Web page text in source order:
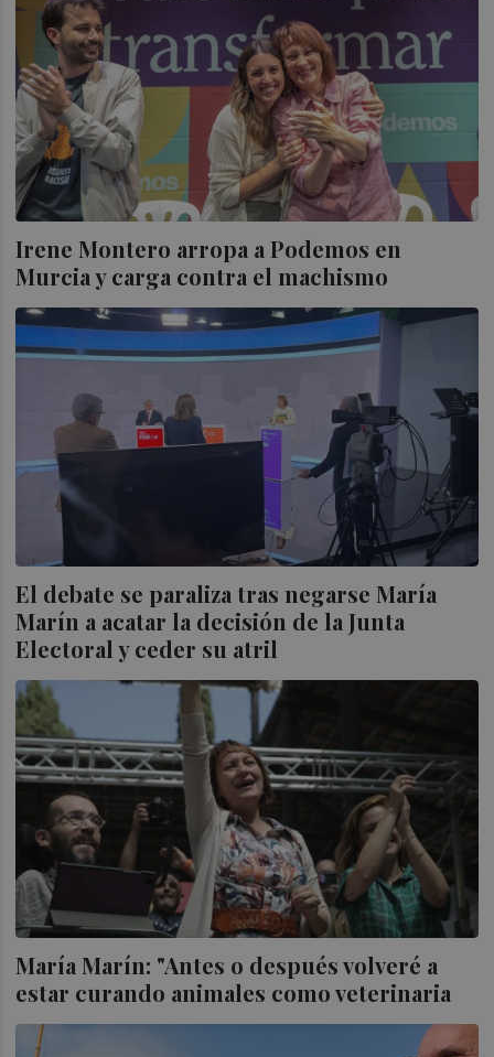
Irene Montero arropa a Podemos en
Murcia y carga contra el machismo
El debate se paraliza tras negarse María
Marín a acatar la decisión de la Junta
Electoral y ceder su atril
María Marín: "Antes o después volveré a
estar curando animales como veterinaria